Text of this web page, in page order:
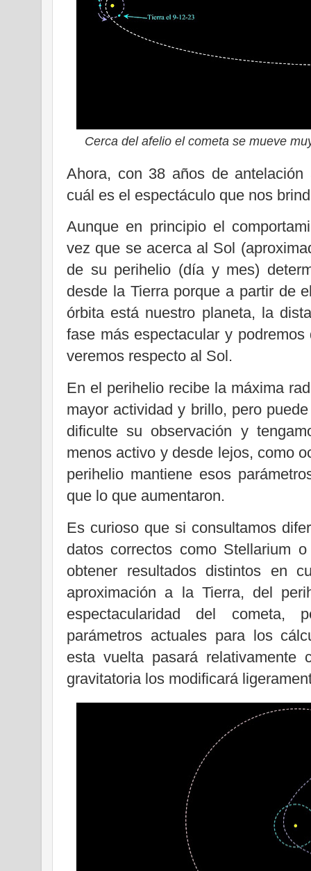
Cerca del afelio el cometa se mueve
Ahora, con 38 años de
cuál es el espectáculo que nos
Aunque en principio el
vez que se acerca al Sol
de su perihelio (día y mes)
desde la Tierra porque a partir de
órbita está nuestro planeta, la
fase más espectacular y
veremos respecto al Sol.
En el perihelio recibe la máxima
mayor actividad y brillo, pero
dificulte su observación y
menos activo y desde lejos, como
perihelio mantiene esos
que lo que aumentaron.
Es curioso que si consultamos
datos correctos como Stellarium
obtener resultados distintos en
aproximación a la Tierra, del
espectacularidad del
parámetros actuales para los
esta vuelta pasará
gravitatoria los modificará